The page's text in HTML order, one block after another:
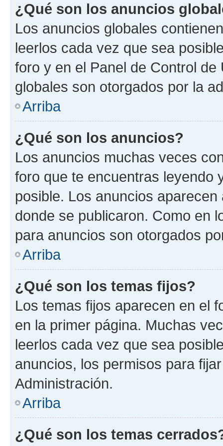
¿Qué son los anuncios
Los anuncios globales
leerlos cada vez que sea
foro y en el Panel de Control
globales son otorgados por la
Arriba
¿Qué son los anuncios?
Los anuncios muchas veces
foro que te encuentras leyendo
posible. Los anuncios
donde se publicaron. Como en
para anuncios son otorgados
Arriba
¿Qué son los temas fijos?
Los temas fijos aparecen en el
en la primer página. Muchas
leerlos cada vez que sea
anuncios, los permisos para
Administración.
Arriba
¿Qué son los temas